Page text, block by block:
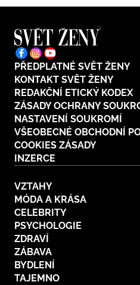
PŘEDPLATNÉ SVĚT ŽENY
KONTAKT SVĚT ŽENY
REDAKČNÍ ETICKÝ KODEX
ZÁSADY OCHRANY
NASTAVENÍ SOUKROMÍ
VŠEOBECNÉ OBCHODNÍ
COOKIES ZÁSADY
INZERCE
VZTAHY
MÓDA A KRÁSA
CELEBRITY
PSYCHOLOGIE
ZDRAVÍ
ZÁBAVA
BYDLENÍ
TAJEMNO